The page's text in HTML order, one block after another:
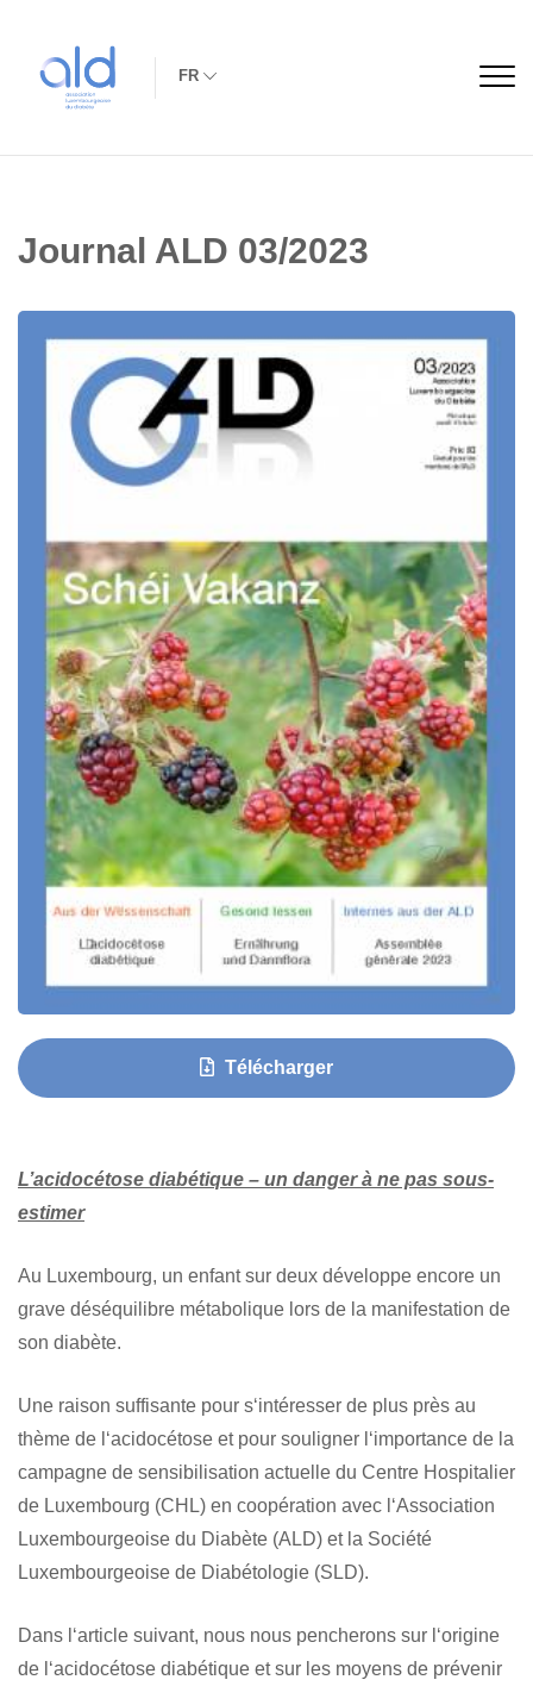
FR
Journal ALD 03/2023
Télécharger
L’acidocétose diabétique – un danger à ne pas sous-
estimer
Au Luxembourg, un enfant sur deux développe encore un
grave déséquilibre métabolique lors de la manifestation de
son diabète.
Une raison suffisante pour s‘intéresser de plus près au
thème de l‘acidocétose et pour souligner l‘importance de la
campagne de sensibilisation actuelle du Centre Hospitalier
de Luxembourg (CHL) en coopération avec l‘Association
Luxembourgeoise du Diabète (ALD) et la Société
Luxembourgeoise de Diabétologie (SLD).
Dans l‘article suivant, nous nous pencherons sur l‘origine
de l‘acidocétose diabétique et sur les moyens de prévenir